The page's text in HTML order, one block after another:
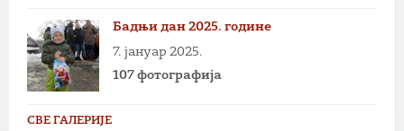
Бадњи дан 2025. године
7. јануар 2025.
107 фотографија
СВЕ ГАЛЕРИЈЕ